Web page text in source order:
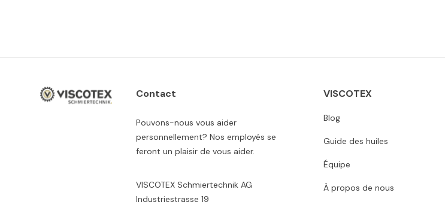
Contact
Pouvons-nous vous aider
personnellement? Nos employés se
feront un plaisir de vous aider.
VISCOTEX Schmiertechnik AG
Industriestrasse 19
VISCOTEX
Blog
Guide des huiles
Équipe
À propos de nous